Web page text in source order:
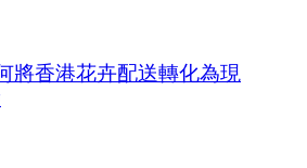
將香港花卉配送轉化為現